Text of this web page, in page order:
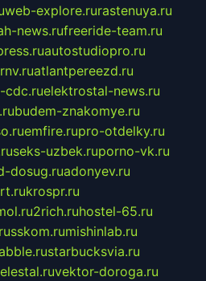
web-explore.rurastenuya.ru
news.rufreeride-team.ru
autostudiopro.ru
atlantpereezd.ru
cdc.ruelektrostal-news.ru
budem-znakomye.ru
emfire.rupro-otdelky.ru
seks-uzbek.ruporno-vk.ru
dosug.ruadonyev.ru
krospr.ru
2rich.ruhostel-65.ru
mishinlab.ru
starbucksvia.ru
elestal.ruvektor-doroga.ru